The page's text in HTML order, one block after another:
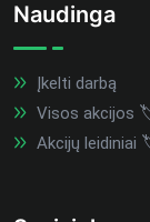
Naudinga
Įkelti darbą
Visos akcijos
Akcijų leidiniai